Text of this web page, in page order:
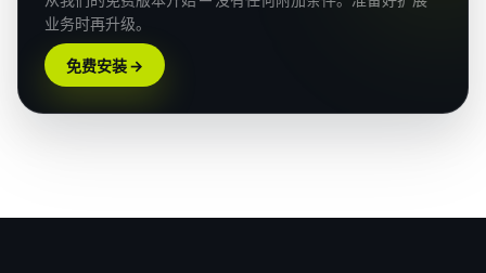
业务时再升级。
免费安装→